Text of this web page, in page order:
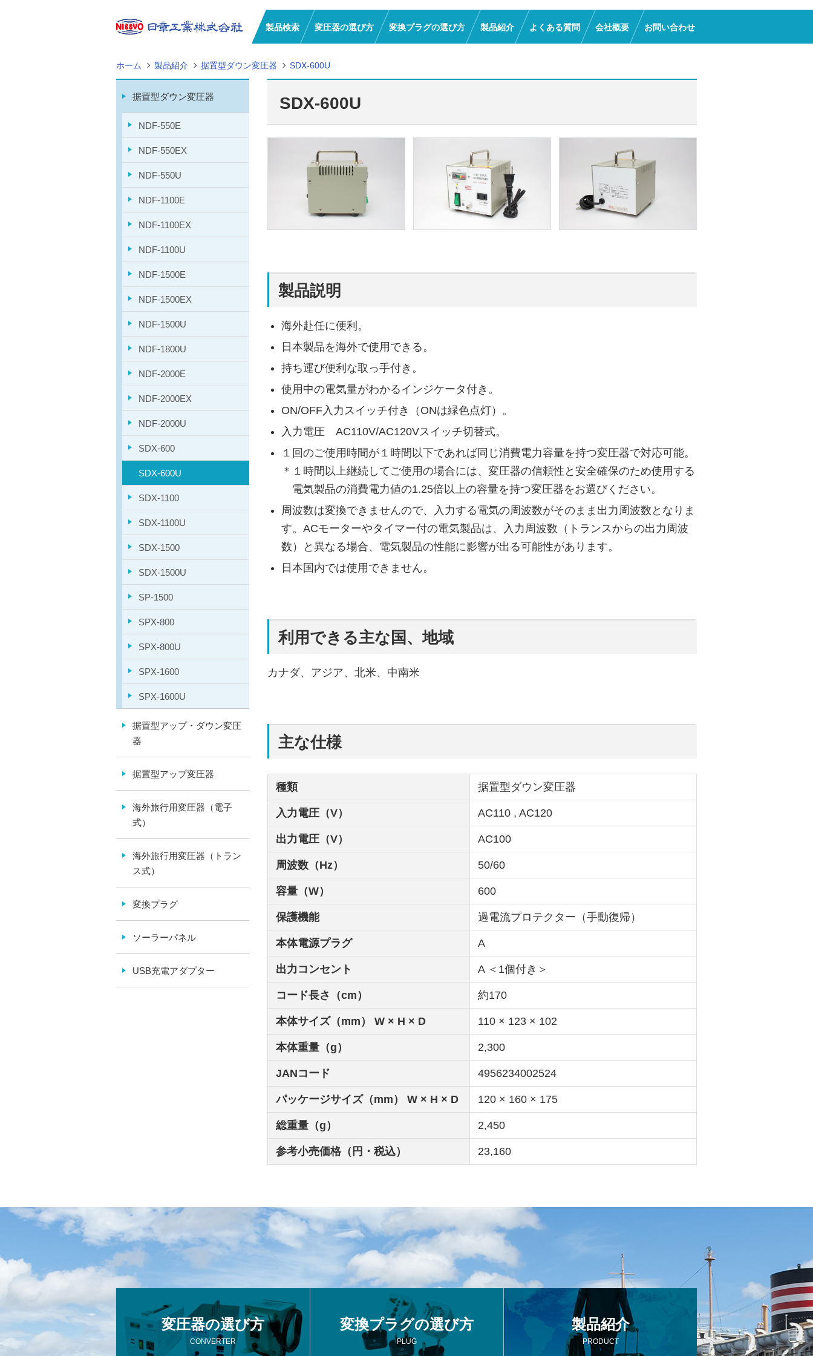
製品検索 変圧器の選び方 変換プラグの選び方 製品紹介 よくある質問 会社概要 お問い合わせ
ホーム 製品紹介 据置型ダウン変圧器 SDX-600U
SDX-600U
製品説明
海外赴任に便利。
日本製品を海外で使用できる。
持ち運び便利な取っ手付き。
使用中の電気量がわかるインジケータ付き。
ON/OFF入力スイッチ付き
（ONは緑色点灯） 。
入力電圧 AC110V/AC120Vスイッチ切替式。
１回のご使用時間が１時間以下であれば同じ消費電力容量を持つ変圧器で対応可能。
＊１ 時間以上継続してご使用の場合には、変圧器の信頼性と安全確保のため使用する
電気製品の消費電力値の1.25倍以上の容量を持つ変圧器をお選びください。
周波数は変換できませんので、入力する電気の周波数がそのまま出力周波数となりま
す。ACモーターやタイマー付の電気製品は、入力周波数（トランスからの出力周波
数）と異なる場合、電気製品の性能に影響が出る可能性があります。
日本国内では使用できません。
利用できる主な国、地域
カナダ、アジア、北米、中南米
主な仕様
種類 据置型ダウン変圧器
入力電圧（V） AC110 , AC120
出力電圧（V） AC100
周波数（Hz） 50/60
容量（W） 600
保護機能 過電流プロテクター（手動復帰）
本体電源プラグ A
出力コンセント A ＜1個付き＞
コード長さ（cm） 約170
本体サイズ（mm） W × H × D 110 × 123 × 102
本体重量（g） 2,300
JANコード 4956234002524
パッケージサイズ（mm） W × H × D 120 × 160 × 175
総重量（g） 2,450
参考小売価格（円・税込） 23,160
据置型ダウン変圧器
NDF-550E
NDF-550EX
NDF-550U
NDF-1100E
NDF-1100EX
NDF-1100U
NDF-1500E
NDF-1500EX
NDF-1500U
NDF-1800U
NDF-2000E
NDF-2000EX
NDF-2000U
SDX-600
SDX-600U
SDX-1100
SDX-1100U
SDX-1500
SDX-1500U
SP-1500
SPX-800
SPX-800U
SPX-1600
SPX-1600U
据置型アップ・ダウン変圧
器
据置型アップ変圧器
海外旅行用変圧器（電子
式）
海外旅行用変圧器（トラン
ス式）
変換プラグ
ソーラーパネル
USB充電アダプター
変圧器の選び方
CONVERTER
変換プラグの選び方
PLUG
製品紹介
PRODUCT